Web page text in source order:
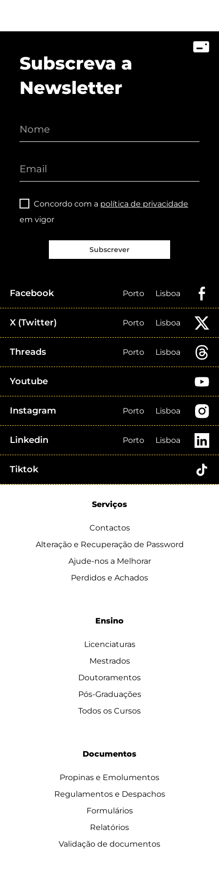
Subscreva a
Newsletter
Concordo com a política de privacidade
em vigor
Subscrever
Facebook Porto Lisboa
X (Twitter) Porto Lisboa
Threads Porto Lisboa
Youtube
Instagram Porto Lisboa
Linkedin Porto Lisboa
Tiktok
Serviços
Contactos
Alteração e Recuperação de Password
Ajude-nos a Melhorar
Perdidos e Achados
Ensino
Licenciaturas
Mestrados
Doutoramentos
Pós-Graduações
Todos os Cursos
Documentos
Propinas e Emolumentos
Regulamentos e Despachos
Formulários
Relatórios
Validação de documentos